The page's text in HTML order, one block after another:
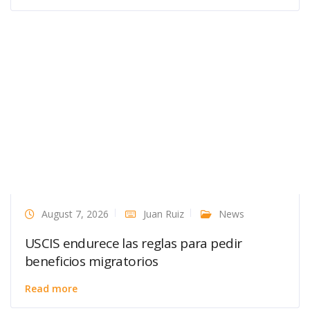
August 7, 2026 Juan Ruiz News
USCIS endurece las reglas para pedir
beneficios migratorios
Read more